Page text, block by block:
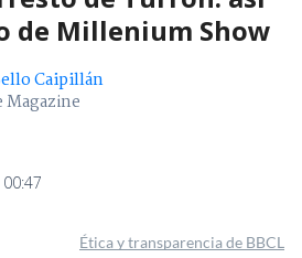
de Millenium Show
Caipillán
Magazine
Ética y transparencia de BBCL